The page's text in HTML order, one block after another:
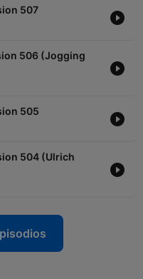
507
506 (Jogging
505
504 (Ulrich